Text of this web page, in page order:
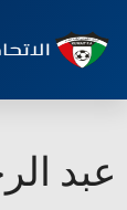
عبد